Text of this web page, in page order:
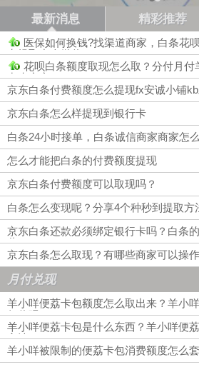
最新消息 精彩推荐
医保如何换钱?找渠道商家，白条花
卡提取中介微信
花呗白条额度取现怎么取？分付月付
出来商家
京东白条付费额度怎么提现fx安诚小铺
京东白条怎么样提现到银行卡
白条24小时接单，白条诚信商家商家怎
怎么才能把白条的付费额度提现
京东白条付费额度可以取现吗？
白条怎么变现呢？分享4个种秒到提取方
京东白条还款必须绑定银行卡吗？白条
些
京东白条怎么取现？有哪些商家可以操作
月付兑现
羊小咩便荔卡包额度怎么取出来？羊小
征信吗？
羊小咩便荔卡包是什么东西？羊小咩便
方法
羊小咩被限制的便荔卡包消费额度怎么